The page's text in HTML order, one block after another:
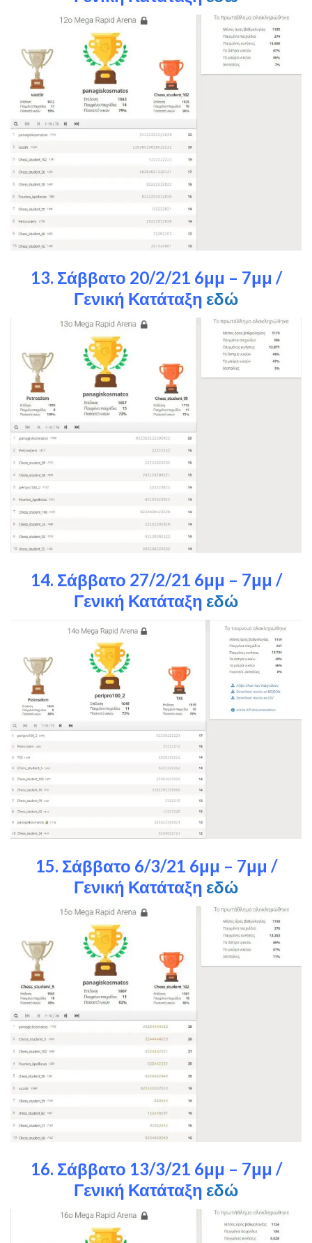
13. Σάββατο 20/2/21 6μμ – 7μμ /
Γενική Κατάταξη εδώ
14. Σάββατο 27/2/21 6μμ – 7μμ /
Γενική Κατάταξη εδώ
15. Σάββατο 6/3/21 6μμ – 7μμ /
Γενική Κατάταξη εδώ
16. Σάββατο 13/3/21 6μμ – 7μμ /
Γενική Κατάταξη εδώ